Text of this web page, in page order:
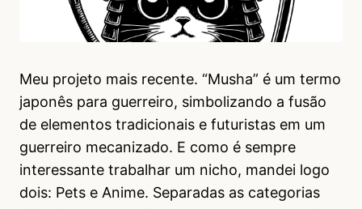
Meu projeto mais recente. “Musha” é um termo
japonês para guerreiro, simbolizando a fusão
de elementos tradicionais e futuristas em um
guerreiro mecanizado. E como é sempre
interessante trabalhar um nicho, mandei logo
dois: Pets e Anime. Separadas as categorias